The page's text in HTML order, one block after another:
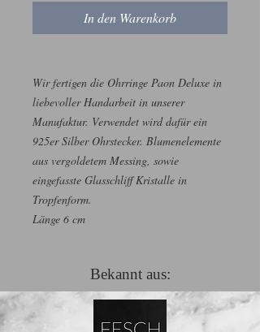
In den Warenkorb
Wir fertigen die Ohrringe Paon Deluxe in
liebevoller Handarbeit in unserer
Manufaktur. Verwendet wird dafür ein
925er Silber Ohrstecker. Blumenelemente
aus vergoldetem Messing, sowie
eingefasste Glasschliff Kristalle in
Tropfenform.
Länge 6 cm
Bekannt aus: